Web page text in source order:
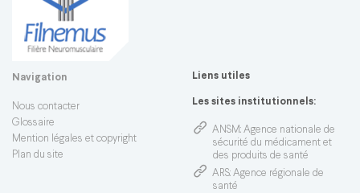
Navigation
Nous contacter
Glossaire
Mention légales et copyright
Plan du site
Liens utiles
Les sites institutionnels:
ANSM: Agence nationale de
sécurité du médicament et
des produits de santé
ARS: Agence régionale de
santé